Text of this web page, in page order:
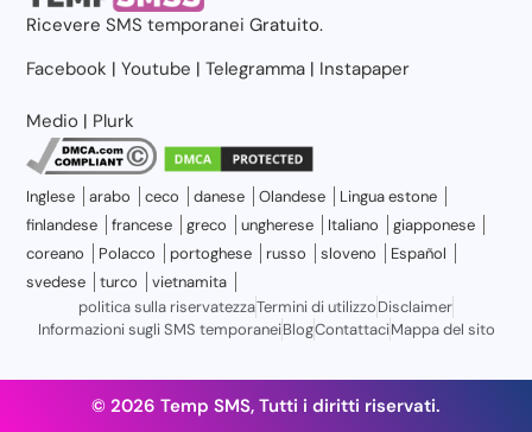
RicevereSMS temporanei Gratuito.
Facebook |Youtube |Telegramma | Instapaper
Medio | Plurk
Inglese arabo ceco danese Olandese
Lingua estone
finlandese
francese greco ungherese Italiano
giapponese
coreano
Polacco portoghese russo sloveno
Español
svedese
turco
vietnamita
politica sulla riservatezzaTermini di utilizzoDisclaimer
Informazioni sugli SMS temporaneiBlogContattaciMappa del sito
© 2026 Temp SMS, Tutti i diritti riservati.